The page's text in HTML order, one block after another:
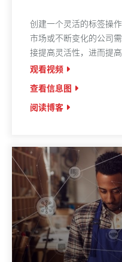
创建一个灵活的标签操
市场或不断变化的公司
接提高灵活性，进而提
观看视频
查看信息图
阅读博客